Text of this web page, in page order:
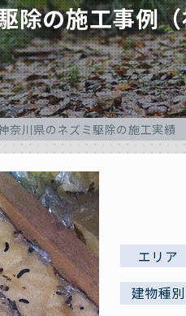
除の施工事例
奈川県のネズミ駆除の施工実績
エリア
建物種別